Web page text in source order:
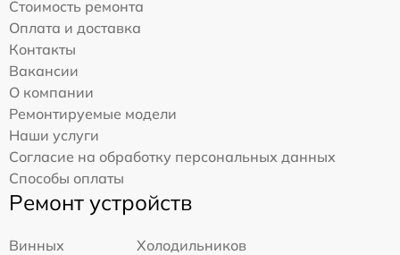
Стоимость ремонта
Оплата и доставка
Контакты
Вакансии
О компании
Ремонтируемые модели
Наши услуги
Согласие на обработку персональных данных
Способы оплаты
Ремонт устройств
Винных
Холодильников